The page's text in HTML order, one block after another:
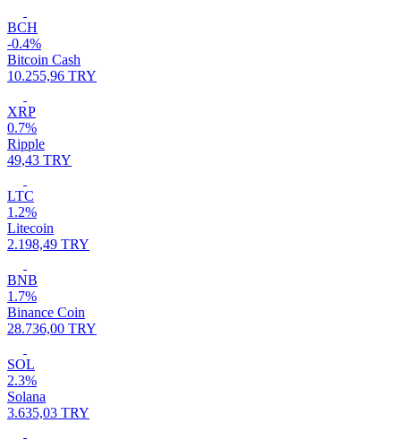
BCH
-0.4%
Bitcoin Cash
10.255,96 TRY
XRP
0.7%
Ripple
49,43 TRY
LTC
1.2%
Litecoin
2.198,49 TRY
BNB
1.7%
Binance Coin
28.736,00 TRY
SOL
2.3%
Solana
3.635,03 TRY